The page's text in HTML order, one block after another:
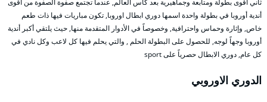
أندية أوروبا في بطولة واحدة اسمها دوري ابطال اوروبا, تكون مباريات فيها ذات طعم
خاص, وإثارة وحماس واحترافية, وخصوصاً في الأدوار المتقدمة منها, حيث يلتقي أكبر أندية
أوروبا وجهاً لوجه, للحصول على البطولة الحلم , والتي يحلم فيها كل لاعب وكل نادي في
كل عام, دوري الابطال حصرياً على sport
الدوري الاوروبي